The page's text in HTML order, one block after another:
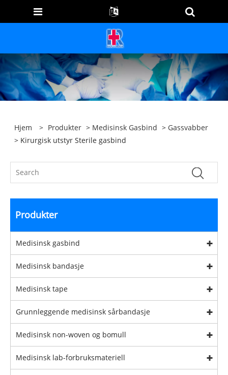
Hjem > Produkter > Medisinsk Gasbind > Gassvabber
> Kirurgisk utstyr Sterile gasbind
Produkter
Medisinsk gasbind
Medisinsk bandasje
Medisinsk tape
Grunnleggende medisinsk sårbandasje
Medisinsk non-woven og bomull
Medisinsk lab-forbruksmateriell